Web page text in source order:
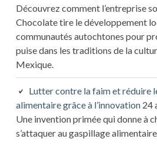
Découvrez comment l’entreprise
Chocolate tire le développement
communautés autochtones pour
puise dans les traditions de la
Mexique.
Lutter contre la faim et réduire
alimentaire grâce à l’innovation 24
Une invention primée qui donne à
s’attaquer au gaspillage